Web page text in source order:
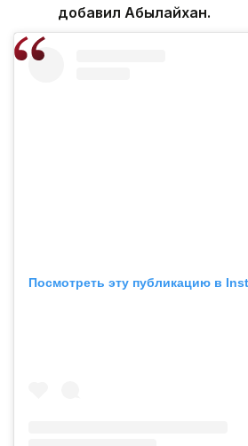
добавил Абылайхан.
Посмотреть эту публикацию в